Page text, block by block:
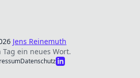
Jens Reinemuth
Tag ein neues Wort.
Datenschutz